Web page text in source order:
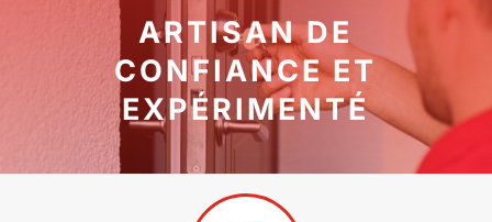
ARTISAN DE
CONFIANCE ET
EXPÉRIMENTÉ